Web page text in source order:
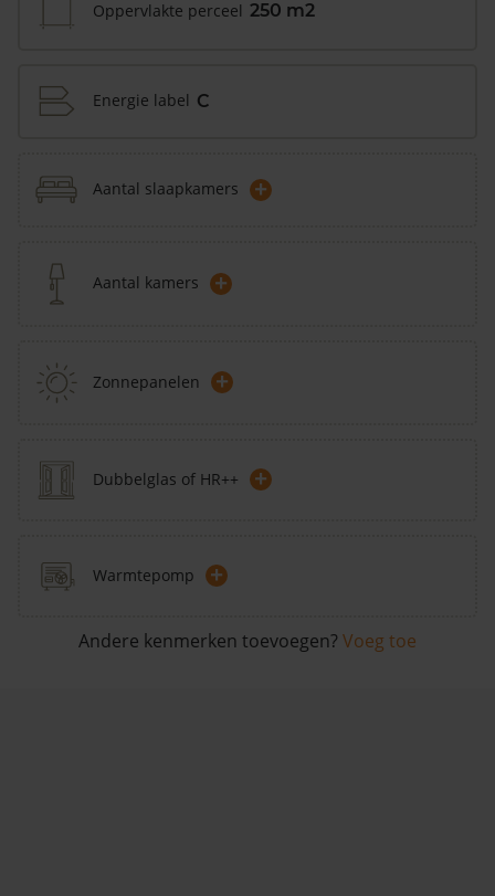
Oppervlakte perceel 250 m2
Energie label C
Aantal slaapkamers +
Aantal kamers +
Zonnepanelen +
Dubbelglas of HR++ +
Warmtepomp +
Andere kenmerken toevoegen? Voeg toe